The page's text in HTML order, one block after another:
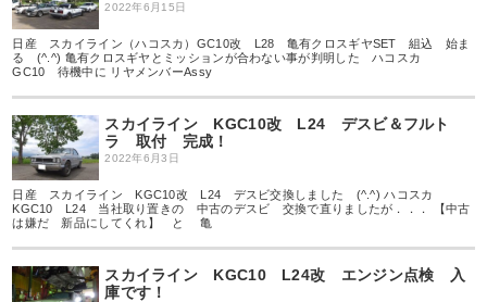
2022年6月15日
日産 スカイライン（ハコスカ）GC10改 L28 亀有クロスギヤSET 組込 始ま
る (^.^) 亀有クロスギヤとミッションが合わない事が判明した ハコスカ
GC10 待機中に リヤメンバーAssy
スカイライン KGC10改 L24 デスビ＆フルト
ラ 取付 完成！
2022年6月3日
日産 スカイライン KGC10改 L24 デスビ交換しました (^.^) ハコスカ
KGC10 L24 当社取り置きの 中古のデスビ 交換で直りましたが．．． 【中古
は嫌だ 新品にしてくれ】 と 亀
スカイライン KGC10 L24改 エンジン点検 入
庫です！